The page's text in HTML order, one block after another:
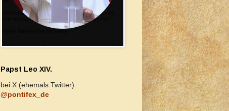
Papst Leo XIV.
bei X (ehemals Twitter):
@pontifex_de